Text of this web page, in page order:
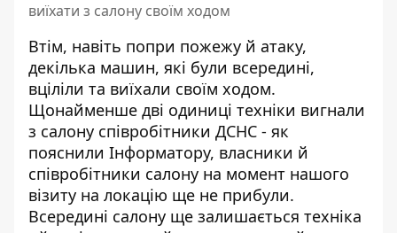
виїхати з салону своїм ходом
Втім, навіть попри пожежу й атаку,
декілька машин, які були всередині,
вціліли та виїхали своїм ходом.
Щонайменше дві одиниці техніки вигнали
з салону співробітники ДСНС - як
пояснили Інформатору, власники й
співробітники салону на момент нашого
візиту на локацію ще не прибули.
Всередині салону ще залишається техніка